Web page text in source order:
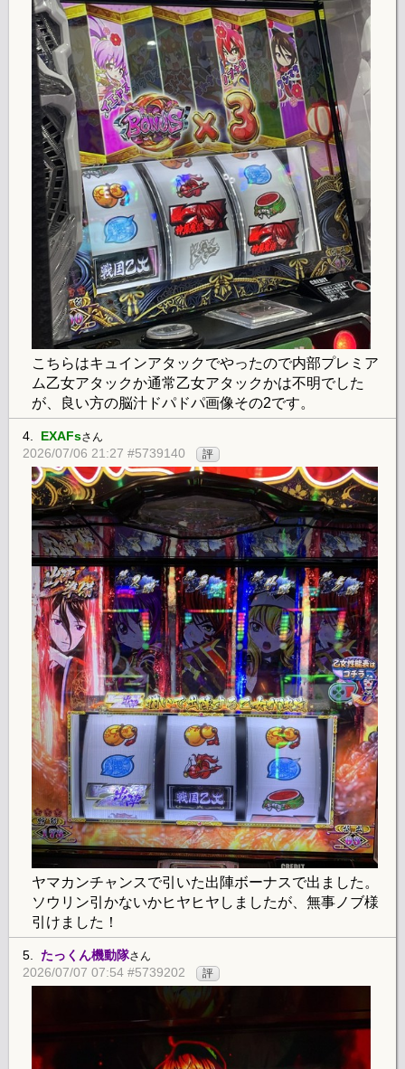
こちらはキュインアタックでやったので内部プレミア
ム乙女アタックか通常乙女アタックかは不明でした
が、良い方の脳汁ドパドパ画像その2です。
4. EXAFsさん
2026/07/06 21:27 #5739140 評
ヤマカンチャンスで引いた出陣ボーナスで出ました。
ソウリン引かないかヒヤヒヤしましたが、無事ノブ様
引けました！
5. たっくん機動隊さん
2026/07/07 07:54 #5739202 評